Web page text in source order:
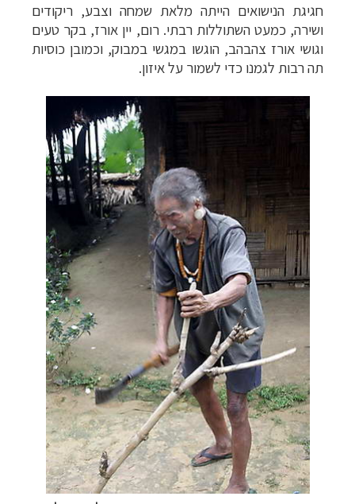
חגיגת הנישואים הייתה מלאת שמחה וצבע, ריקודים
ושירה, כמעט השתוללות רבתי. רום, יין אורז, בקר טעים
וגושי אורז צהבהב, הוגשו במגשי במבוק, וכמובן כוסיות
תה רבות לגמנו כדי לשמור על איזון.